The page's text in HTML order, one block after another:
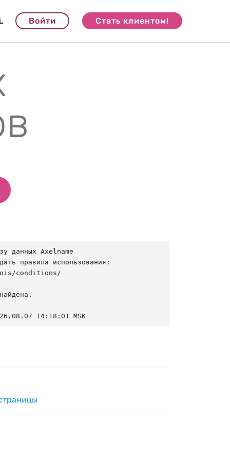
Войти Стать клиентом!
данных Axelname
правила использования:
conditions/
14:18:01 MSK